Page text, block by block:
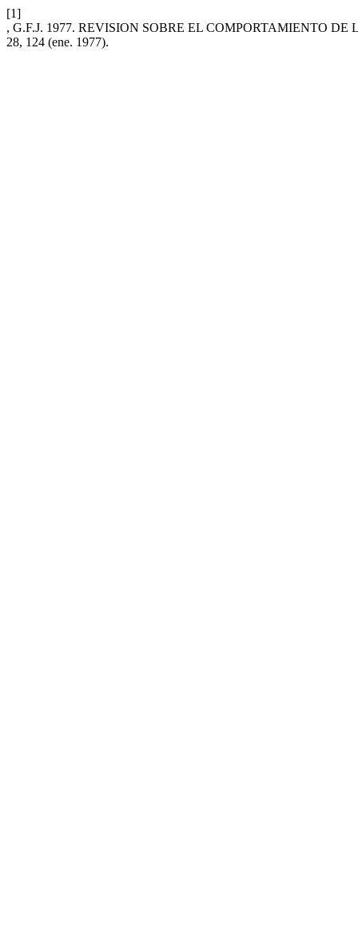
[1]
, G.F.J. 1977. REVISION SOBRE EL COMPORTAMIENTO
28, 124 (ene. 1977).